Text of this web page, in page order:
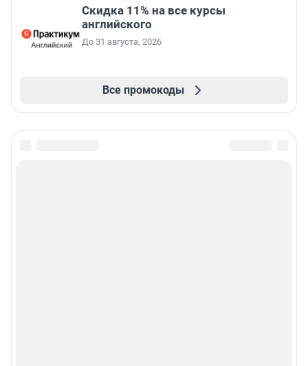
Скидка 11% на все курсы
английского
До 31 августа, 2026
Все промокоды